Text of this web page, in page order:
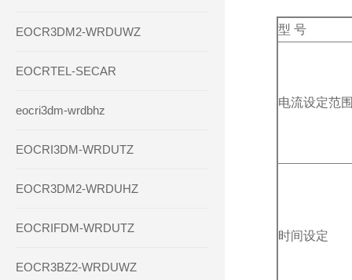
EOCR3DM2-WRDUWZ
EOCRTEL-SECAR
eocri3dm-wrdbhz
EOCRI3DM-WRDUTZ
EOCR3DM2-WRDUHZ
EOCRIFDM-WRDUTZ
EOCR3BZ2-WRDUWZ
型 号
电流设定范
时间设定